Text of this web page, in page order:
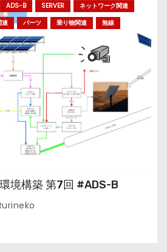
ADS-B SERVER
ネットワーク関連
連 パーツ 乗り物関連 無線
境構築 第7回 #ADS-B